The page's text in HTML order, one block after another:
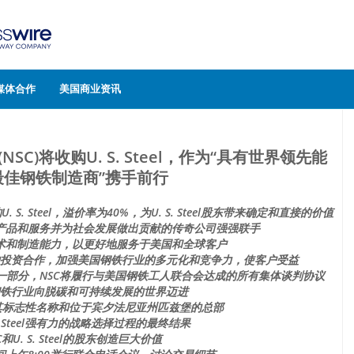
体合作 美国商业资讯
将收购U. S. Steel，作为“具有世界领先能
钢铁制造商”携手前行
S. Steel，溢价率为40%，为U. S. Steel股东带来确定和直接的价值
和服务并为社会发展做出贡献的传奇公司强强联手
和制造能力，以更好地服务于美国和全球客户
资合作，加强美国钢铁行业的多元化和竞争力，使客户受益
分，NSC将履行与美国钢铁工人联合会达成的所有集体谈判协议
行业向脱碳和可持续发展的世界迈进
志性名称和位于宾夕法尼亚州匹兹堡的总部
强有力的战略选择过程的最终结果
和U. S. Steel的股东创造巨大价值